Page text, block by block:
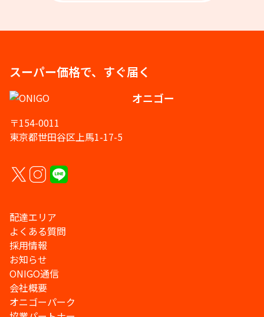
スーパー価格で、すぐ届く
オニゴー
〒154-0011
東京都世田谷区上馬1-17-5
配達エリア
よくある質問
採用情報
お知らせ
ONIGO通信
会社概要
オニゴーパーク